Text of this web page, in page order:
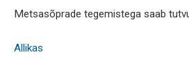
Metsasõprade tegemistega saab
Allikas